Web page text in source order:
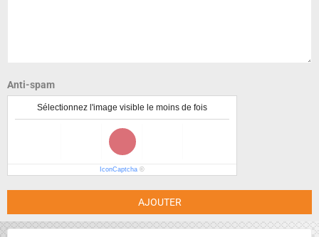
Anti-spam
Sélectionnez l'image visible le moins de fois
IconCaptcha ©
AJOUTER